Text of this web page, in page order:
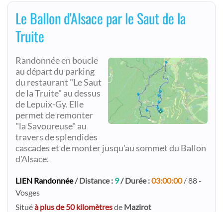
Le Ballon d'Alsace par le Saut de la
Truite
Randonnée en boucle
au départ du parking
du restaurant "Le Saut
de la Truite" au dessus
de Lepuix-Gy. Elle
permet de remonter
"la Savoureuse" au
travers de splendides
cascades et de monter jusqu'au sommet du Ballon
d'Alsace.
LIEN Randonnée/ Distance : 9/ Durée :03:00:00/ 88 -
Vosges
Situéà plus de 50 kilomètresde Mazirot